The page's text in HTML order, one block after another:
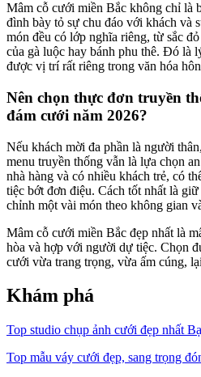
Mâm cỗ cưới miền Bắc không chỉ là
đình bày tỏ sự chu đáo với khách và
món đều có lớp nghĩa riêng, từ sắc
của gà luộc hay bánh phu thê. Đó là
được vị trí rất riêng trong văn hóa
Nên chọn thực đơn truyền
đám cưới năm 2026?
Nếu khách mời đa phần là người
menu truyền thống vẫn là lựa chọn
nhà hàng và có nhiều khách trẻ, có
tiệc bớt đơn điệu. Cách tốt nhất là
chỉnh một vài món theo không gian
Mâm cỗ cưới miền Bắc đẹp nhất là
hòa và hợp với người dự tiệc. Chọn
cưới vừa trang trọng, vừa ấm cúng,
Khám phá
Top studio chụp ảnh cưới đẹp nhất
Top mẫu váy cưới đẹp, sang trọng